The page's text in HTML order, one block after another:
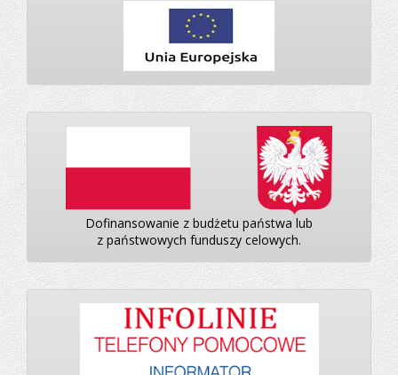
Dofinansowanie z budżetu państwa lub
z państwowych funduszy celowych.